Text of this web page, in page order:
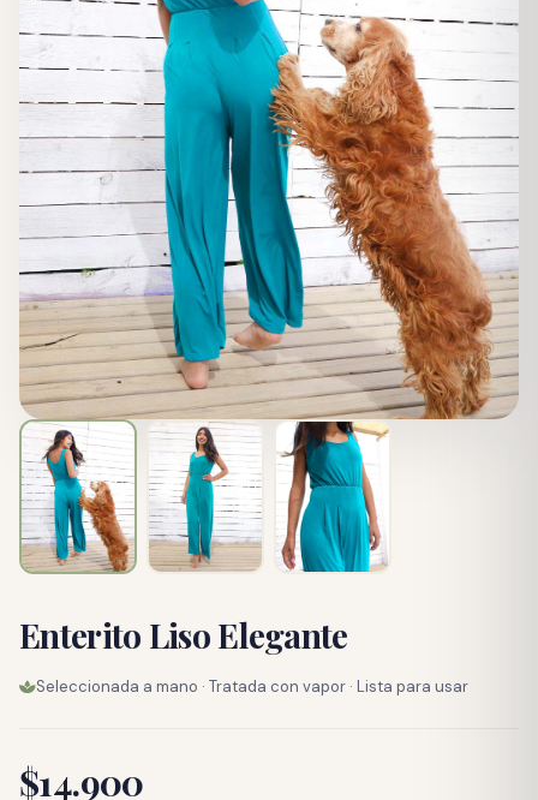
Enterito Liso Elegante
Seleccionada a mano · Tratada con vapor · Lista para usar
$14.900